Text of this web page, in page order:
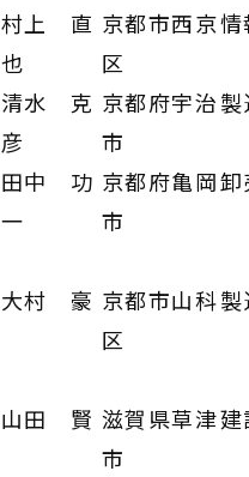
村上 直
也
京都市西京
区
清水 克
彦
京都府宇治
市
田中 功
一
京都府亀岡
市
卸
大村 豪 京都市山科
区
山田 賢 滋賀県草津
市